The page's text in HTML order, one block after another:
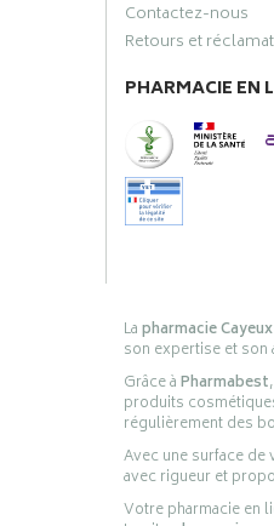
Contactez-nous
Retours et
PHARMACIE EN
Lapharmacie
son expertise et son
Grâce àPharmabest
produits
régulièrement des
Avec une surface de
avec rigueur et
Votre pharmacie en